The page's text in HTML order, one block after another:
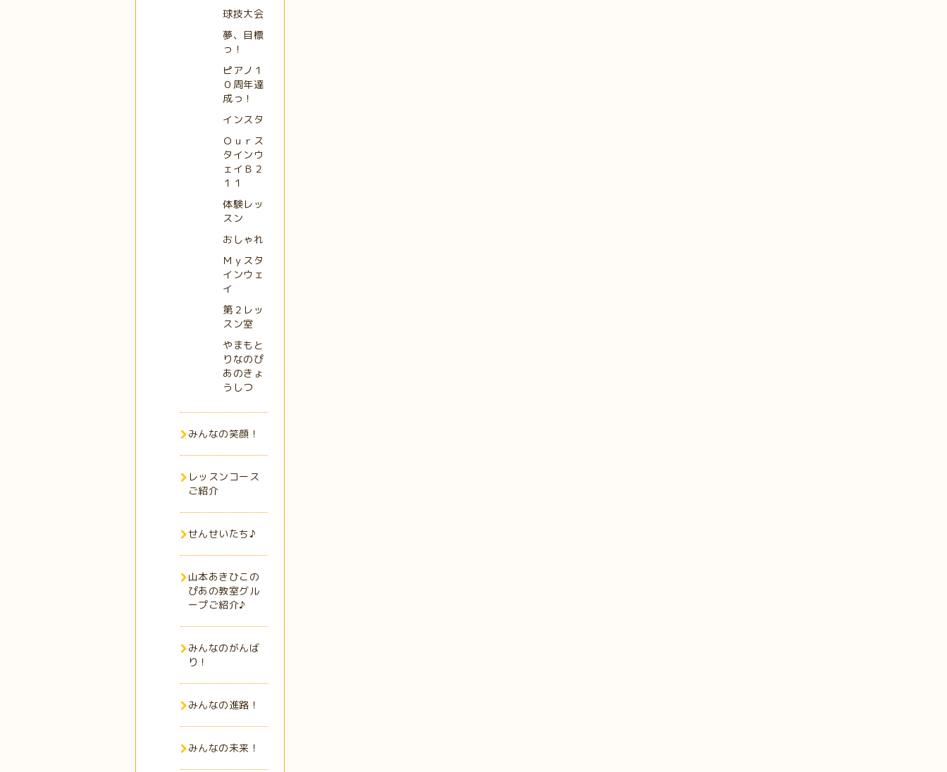
球技大会
夢、目標
っ！
ピアノ１
０周年達
成っ！
インスタ
Ｏｕｒス
タインウ
ェイＢ２
１１
体験レッ
スン
おしゃれ
Ｍｙスタ
インウェ
イ
第２レッ
スン室
やまもと
りなのぴ
あのきょ
うしつ
みんなの笑顔！
レッスンコース
ご紹介
せんせいたち♪
山本あきひこの
ぴあの教室グル
ープご紹介♪
みんなのがんば
り！
みんなの進路！
みんなの未来！